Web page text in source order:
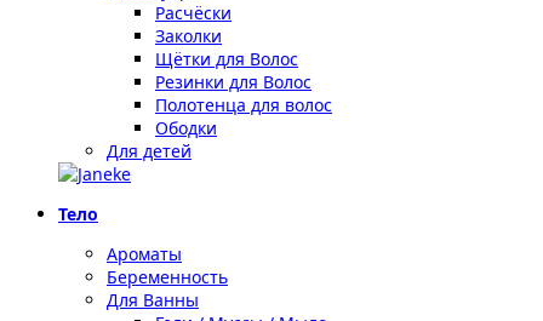
Расчёски
Заколки
Щётки для Волос
Резинки для Волос
Полотенца для волос
Ободки
Для детей
Тело
Ароматы
Беременность
Для Ванны